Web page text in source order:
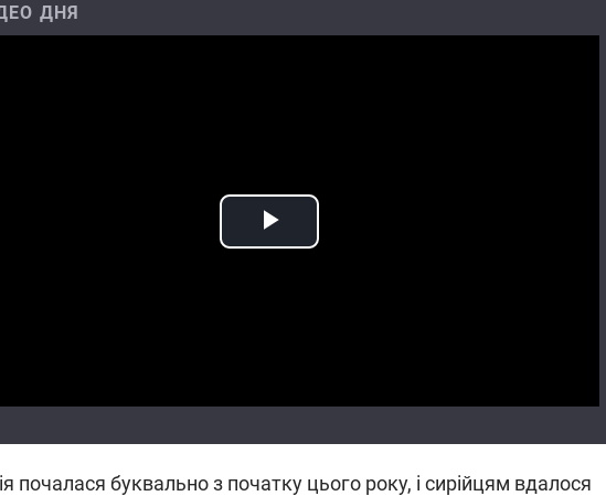
ДНЯ
почалася буквально з початку цього року, і сирійцям вдалося